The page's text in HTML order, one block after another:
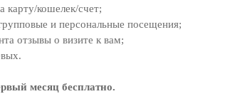
карту/кошелек/счет;
и персональные посещения;
отзывы о визите к вам;
месяц бесплатно.